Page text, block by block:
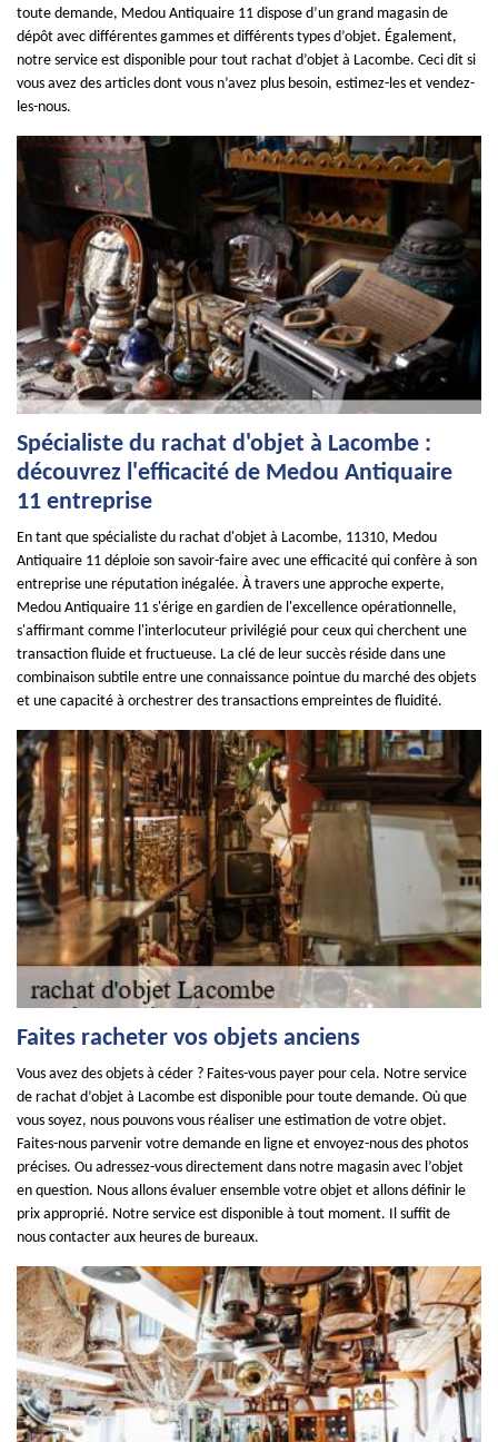
toute demande, Medou Antiquaire 11 dispose d’un grand magasin de
dépôt avec différentes gammes et différents types d’objet. Également,
notre service est disponible pour tout rachat d’objet à Lacombe. Ceci dit si
vous avez des articles dont vous n’avez plus besoin, estimez-les et vendez-
les-nous.
Spécialiste du rachat d'objet à Lacombe :
découvrez l'efficacité de Medou Antiquaire
11 entreprise
En tant que spécialiste du rachat d'objet à Lacombe, 11310, Medou
Antiquaire 11 déploie son savoir-faire avec une efficacité qui confère à son
entreprise une réputation inégalée. À travers une approche experte,
Medou Antiquaire 11 s'érige en gardien de l'excellence opérationnelle,
s'affirmant comme l'interlocuteur privilégié pour ceux qui cherchent une
transaction fluide et fructueuse. La clé de leur succès réside dans une
combinaison subtile entre une connaissance pointue du marché des objets
et une capacité à orchestrer des transactions empreintes de fluidité.
Faites racheter vos objets anciens
Vous avez des objets à céder ? Faites-vous payer pour cela. Notre service
de rachat d’objet à Lacombe est disponible pour toute demande. Où que
vous soyez, nous pouvons vous réaliser une estimation de votre objet.
Faites-nous parvenir votre demande en ligne et envoyez-nous des photos
précises. Ou adressez-vous directement dans notre magasin avec l’objet
en question. Nous allons évaluer ensemble votre objet et allons définir le
prix approprié. Notre service est disponible à tout moment. Il suffit de
nous contacter aux heures de bureaux.